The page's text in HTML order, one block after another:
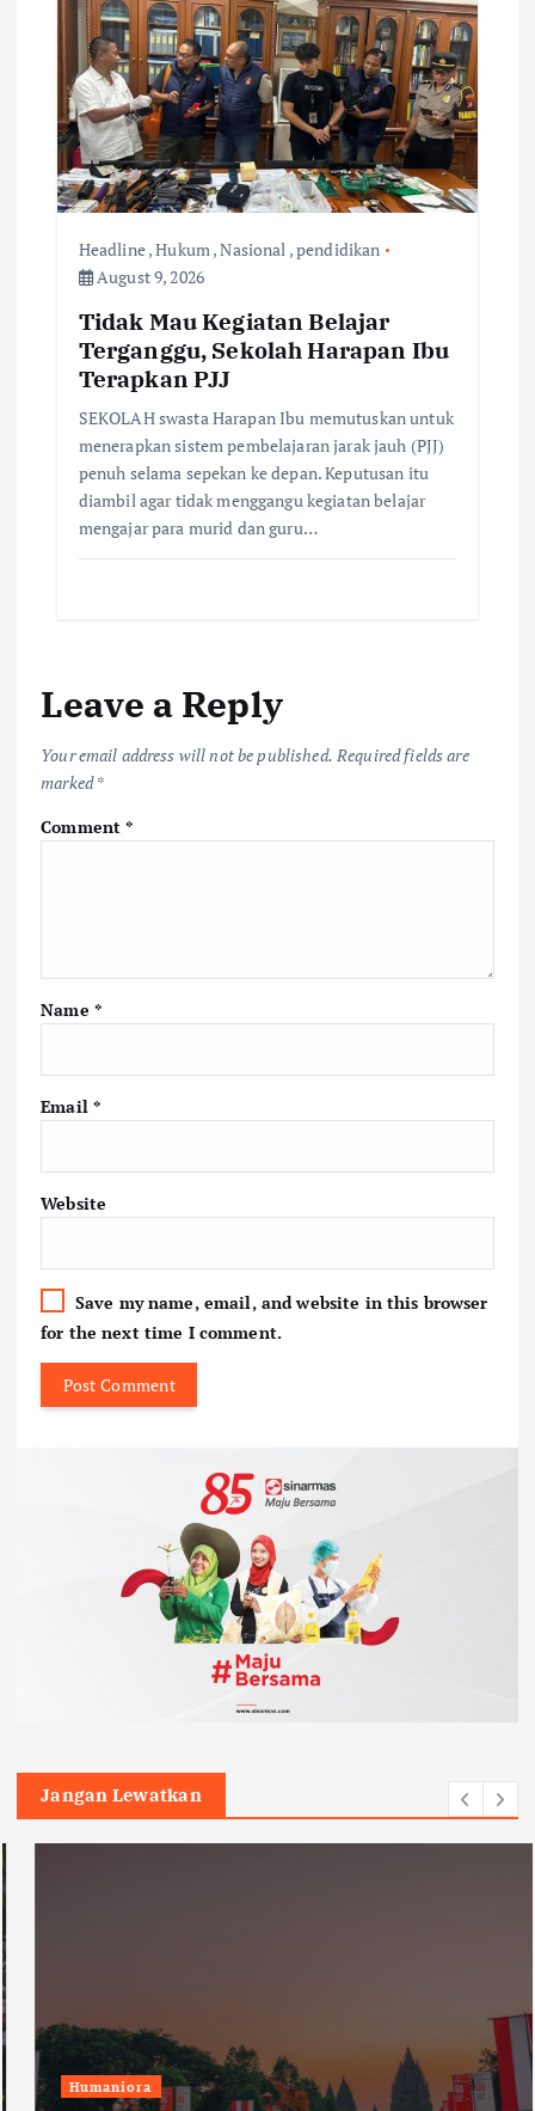
Headline,Hukum,Nasional ,pendidikan
August 9, 2026
Tidak Mau Kegiatan Belajar
Terganggu, Sekolah Harapan Ibu
Terapkan PJJ
SEKOLAH swasta Harapan Ibu memutuskan untuk
menerapkan sistem pembelajaran jarak jauh (PJJ)
penuh selama sepekan ke depan. Keputusan itu
diambil agar tidak menggangu kegiatan belajar
mengajar para murid dan guru…
Leave a Reply
Your email address will not be published. Required fields are
marked*
Comment*
Name *
Email *
Website
Save my name, email, and website in this browser
for the next time I comment.
Jangan Lewatkan
Humaniora